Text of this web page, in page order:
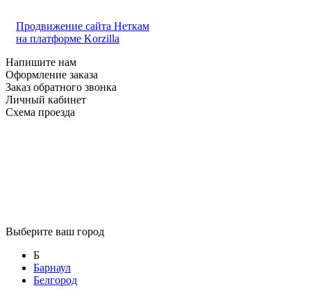
Продвижение сайта Неткам
на платформе Korzilla
Напишите нам
Оформление заказа
Заказ обратного звонка
Личный кабинет
Схема проезда
Выберите ваш город
Б
Барнаул
Белгород